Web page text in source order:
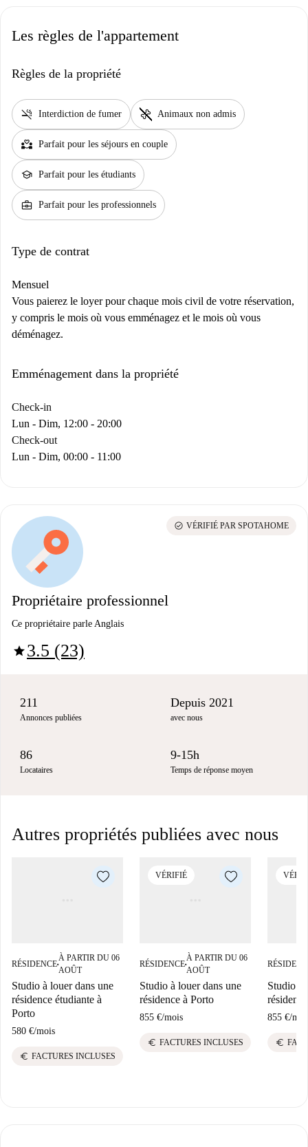
Les règles de l'appartement
Règles de la propriété
smoke_free Interdiction de fumer pet_supplies Animaux non admis
partner_heart Parfait pour les séjours en couple
school Parfait pour les étudiants
business_center Parfait pour les professionnels
Type de contrat
Mensuel
Vous paierez le loyer pour chaque mois civil de votre réservation,
y compris le mois où vous emménagez et le mois où vous
déménagez.
Emménagement dans la propriété
Check-in
Lun - Dim, 12:00 - 20:00
Check-out
Lun - Dim, 00:00 - 11:00
Propriétaire professionnel
Ce propriétaire parle Anglais
star3.5 (23)
check_circle VÉRIFIÉ PAR SPOTAHOME
211
Annonces publiées
Depuis 2021
avec nous
86
Locataires
9-15h
Temps de réponse moyen
Autres propriétés publiées avec nous
RÉSIDENCE■
À PARTIR DU 06
AOÛT
Studio à louer dans une
résidence étudiante à
Porto
580 €/mois
euro FACTURES INCLUSES
VÉRIFIÉ
RÉSIDENCE■
À PARTIR DU 06
AOÛT
Studio à louer dans une
résidence à Porto
855 €/mois
euro FACTURES INCLUSES
Studio à
855 €/
euro